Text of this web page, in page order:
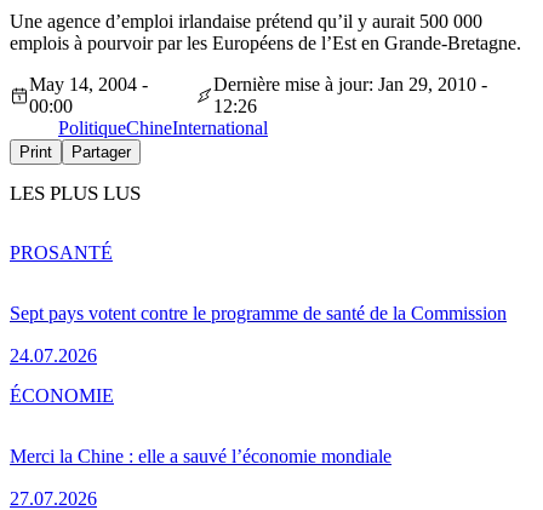
Une agence d’emploi irlandaise prétend qu’il y aurait 500 000
emplois à pourvoir par les Européens de l’Est en Grande-Bretagne.
May 14, 2004 -
00:00
Dernière mise à jour: Jan 29, 2010 -
12:26
PolitiqueChineInternational
Print Partager
LES PLUS LUS
Sept pays votent contre le programme de santé de la Commission
24.07.2026
PROSANTÉ
Merci la Chine : elle a sauvé l’économie mondiale
27.07.2026
ÉCONOMIE